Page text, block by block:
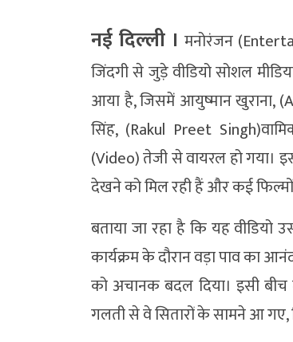
नई दिल्ली । मनोरंजन
जिंदगी से जुड़े वीडियो सोशल
आया है, जिसमें आयुष्मान खुराना,
सिंह, (Rakul Preet
(Video) तेजी से वायरल हो गया।
देखने को मिल रही हैं और कई फिल्मों
बताया जा रहा है कि यह वीडियो
कार्यक्रम के दौरान वड़ा पाव का
को अचानक बदल दिया। इसी
गलती से वे सितारों के सामने आ गए,